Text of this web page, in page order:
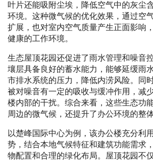
叶片还能吸附尘埃，降低空气中的灰尘
环境。这种微气候的优化效果，通过空
扩展，也对室内空气质量产生正面影响
健康的工作环境。
生态屋顶花园还促进了雨水管理和噪音
壤层具备良好的蓄水能力，能够延缓雨
市排水系统的压力，降低内涝风险。同
被对噪音有一定的吸收与缓冲作用，减
楼内部的干扰。综合来看，这些生态功
周边的微气候，还提升了办公环境的整体
以楚峰国际中心为例，该办公楼充分利
势，结合本地气候特征和建筑功能需求
物配置和合理的绿化布局。屋顶花园不